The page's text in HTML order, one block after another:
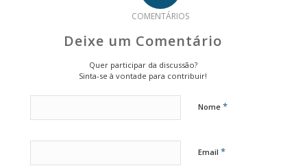
COMENTÁRIOS
Deixe um Comentário
Quer participar da discussão?
Sinta-se à vontade para contribuir!
Nome *
Email *